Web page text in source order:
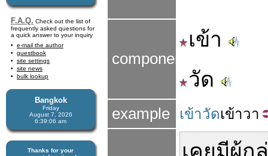
F.A.Q. Check out the list of
frequently asked questions for
a quick answer to your inquiry
e-mail the author
guestbook
site settings
site news
bulk lookup
Bangkok
Friday
August 7, 2026
6:39:06 am
Thanks for your
components
เข้า
วัด
example เข้าวัดเข้าวา
เคยมีผู้ก